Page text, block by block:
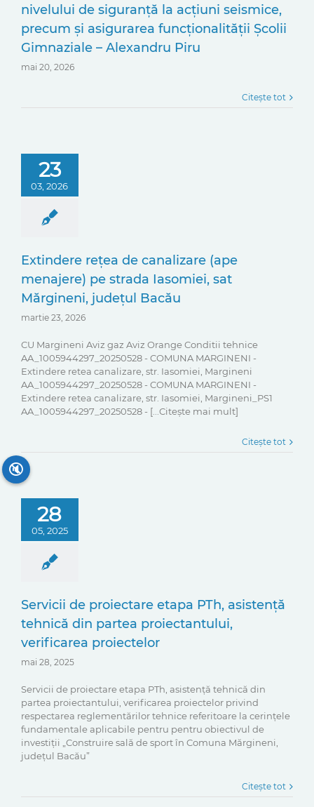
nivelului de siguranță la acțiuni seismice,
precum și asigurarea funcționalității Școlii
Gimnaziale – Alexandru Piru
mai 20, 2026
Citește tot
23
03, 2026
Extindere rețea de canalizare (ape
menajere) pe strada Iasomiei, sat
Mărgineni, județul Bacău
martie 23, 2026
CU Margineni Aviz gaz Aviz Orange Conditii tehnice
AA_1005944297_20250528 - COMUNA MARGINENI -
Extindere retea canalizare, str. Iasomiei, Margineni
AA_1005944297_20250528 - COMUNA MARGINENI -
Extindere retea canalizare, str. Iasomiei, Margineni_PS1
AA_1005944297_20250528 - [...Citește mai mult]
Citește tot
28
05, 2025
Servicii de proiectare etapa PTh, asistență
tehnică din partea proiectantului,
verificarea proiectelor
mai 28, 2025
Servicii de proiectare etapa PTh, asistență tehnică din
partea proiectantului, verificarea proiectelor privind
respectarea reglementărilor tehnice referitoare la cerințele
fundamentale aplicabile pentru pentru obiectivul de
investiții „Construire sală de sport în Comuna Mărgineni,
județul Bacău”
Citește tot
🔇